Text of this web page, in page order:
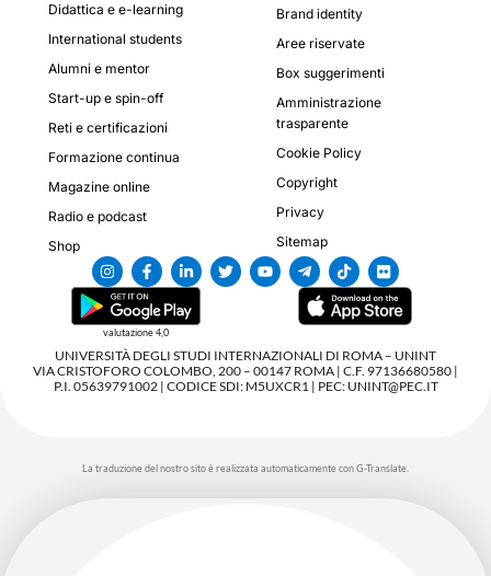
Didattica e e-learning
International students
Alumni e mentor
Start-up e spin-off
Reti e certificazioni
Formazione continua
Magazine online
Radio e podcast
Shop
Brand identity
Aree riservate
Box suggerimenti
Amministrazione
trasparente
Cookie Policy
Copyright
Privacy
Sitemap
valutazione 4,0
UNIVERSITÀ DEGLI STUDI INTERNAZIONALI DI ROMA – UNINT
VIA CRISTOFORO COLOMBO, 200 – 00147 ROMA | C.F. 97136680580 |
P.I. 05639791002 | CODICE SDI: M5UXCR1 | PEC: UNINT@PEC.IT
La traduzione del nostro sito è realizzata automaticamente con G-Translate.